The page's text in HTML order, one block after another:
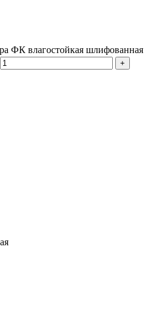
ФК влагостойкая шлифованная